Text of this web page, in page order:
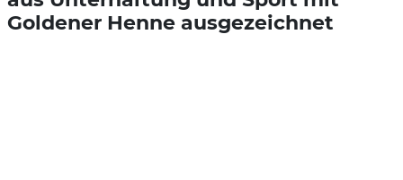
Goldener Henne ausgezeichnet